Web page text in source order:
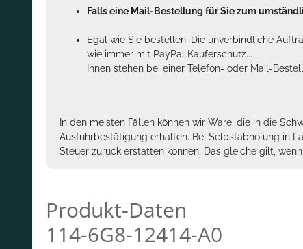
Falls eine Mail-Bestellung für Sie zum
Egal wie Sie bestellen: Die unverbindliche
wie immer mit PayPal Käuferschutz...
Ihnen stehen bei einer Telefon- oder Mail-
In den meisten Fällen können wir Ware, die in die
Ausfuhrbestätigung erhalten. Bei Selbstabholung in
Steuer zurück erstatten können. Das gleiche gilt,
Produkt-Daten
114-6G8-12414-A0